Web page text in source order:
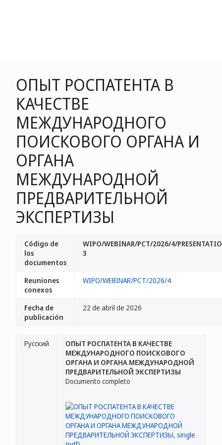
ОПЫТ РОСПАТЕНТА В
КАЧЕСТВЕ
МЕЖДУНАРОДНОГО
ПОИСКОВОГО ОРГАНА И
ОРГАНА
МЕЖДУНАРОДНОЙ
ПРЕДВАРИТЕЛЬНОЙ
ЭКСПЕРТИЗЫ
Código de
los
documentos
WIPO/WEBINAR/PCT/2026/4/
3
Reuniones
conexos
WIPO/WEBINAR/PCT/2026/4
Fecha de
publicación
22 de abril de 2026
Русский
ОПЫТ РОСПАТЕНТА В КАЧЕСТВЕ
МЕЖДУНАРОДНОГО ПОИСКОВОГО
ОРГАНА И ОРГАНА МЕЖДУНАРОДНОЙ
ПРЕДВАРИТЕЛЬНОЙ ЭКСПЕРТИЗЫ
Documento completo